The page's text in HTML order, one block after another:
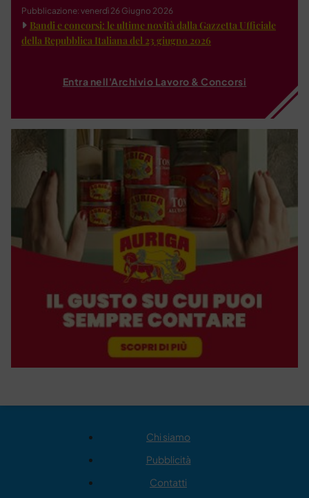
Pubblicazione: venerdì 26 Giugno 2026
Bandi e concorsi: le ultime novità dalla Gazzetta Ufficiale
della Repubblica Italiana del 23 giugno 2026
Entra nell'Archivio Lavoro & Concorsi
Chi siamo
Pubblicità
Contatti